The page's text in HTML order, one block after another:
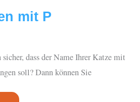
mit P
dass der Name Ihrer Katze mit
soll? Dann können Sie